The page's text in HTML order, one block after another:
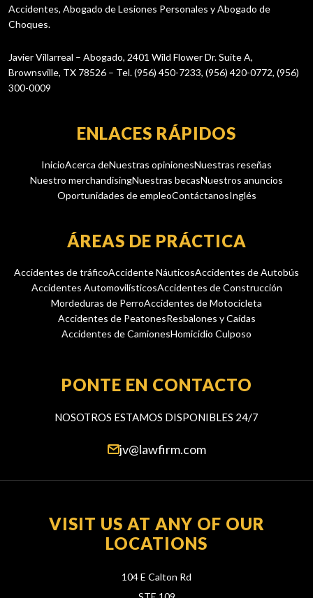
Accidentes, Abogado de Lesiones Personales y Abogado de
Choques.
Javier Villarreal – Abogado, 2401 Wild Flower Dr. Suite A,
Brownsville, TX 78526 – Tel. (956) 450-7233, (956) 420-0772, (956)
300-0009
ENLACES RÁPIDOS
InicioAcerca deNuestras opinionesNuestras reseñas
Nuestro merchandisingNuestras becasNuestros anuncios
Oportunidades de empleoContáctanosInglés
ÁREAS DE PRÁCTICA
Accidentes de tráficoAccidente NáuticosAccidentes de Autobús
Accidentes AutomovilísticosAccidentes de Construcción
Mordeduras de PerroAccidentes de Motocicleta
Accidentes de PeatonesResbalones y Caídas
Accidentes de CamionesHomicidio Culposo
PONTE EN CONTACTO
NOSOTROS ESTAMOS DISPONIBLES 24/7
jv@lawfirm.com
VISIT US AT ANY OF OUR
LOCATIONS
104 E Calton Rd